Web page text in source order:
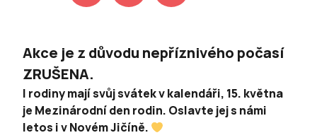
Akce je z důvodu nepříznivého počasí
ZRUŠENA.
I rodiny mají svůj svátek v kalendáři, 15. května
je Mezinárodní den rodin. Oslavte jej s námi
letos i v Novém Jičíně.